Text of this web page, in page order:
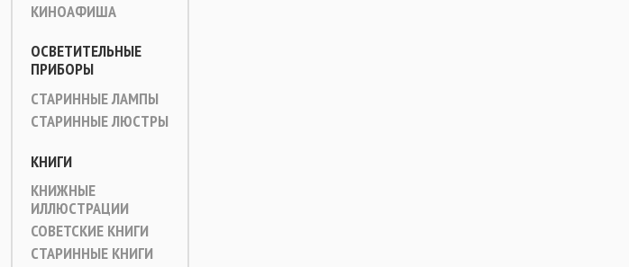
КИНОАФИША
ОСВЕТИТЕЛЬНЫЕ
ПРИБОРЫ
СТАРИННЫЕ ЛАМПЫ
СТАРИННЫЕ ЛЮСТРЫ
КНИГИ
КНИЖНЫЕ
ИЛЛЮСТРАЦИИ
СОВЕТСКИЕ КНИГИ
СТАРИННЫЕ КНИГИ